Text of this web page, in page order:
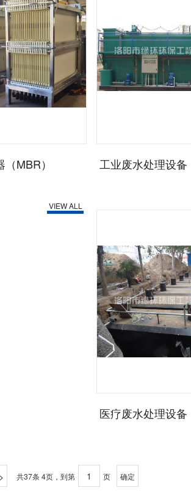
MBR）
VIEW ALL
工业废水处理设备
医疗废水处理设备
共37条 4页，到第 页 确定